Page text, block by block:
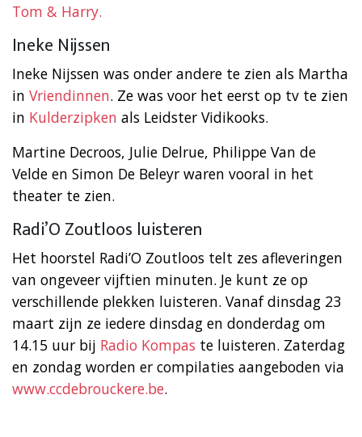
Tom & Harry.
Ineke Nijssen
Ineke Nijssen was onder andere te zien als Martha
in Vriendinnen. Ze was voor het eerst op tv te zien
in Kulderzipken als Leidster Vidikooks.
Martine Decroos, Julie Delrue, Philippe Van de
Velde en Simon De Beleyr waren vooral in het
theater te zien.
Radi’O Zoutloos luisteren
Het hoorstel Radi’O Zoutloos telt zes afleveringen
van ongeveer vijftien minuten. Je kunt ze op
verschillende plekken luisteren. Vanaf dinsdag 23
maart zijn ze iedere dinsdag en donderdag om
14.15 uur bij Radio Kompas te luisteren. Zaterdag
en zondag worden er compilaties aangeboden via
www.ccdebrouckere.be.